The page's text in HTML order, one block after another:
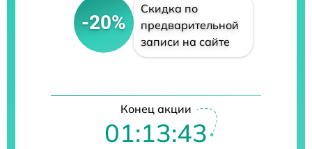
-20%
Скидка по
предварительной
записи на сайте
Конец акции
01:13:43